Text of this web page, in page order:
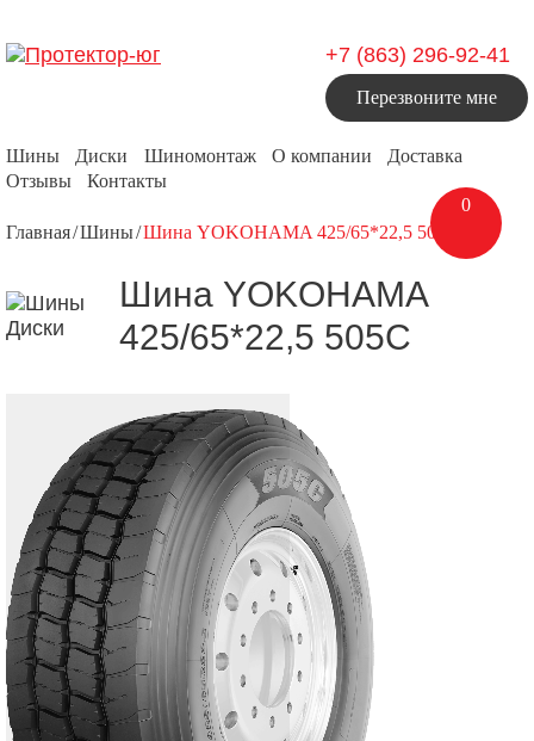
Шины Диски Шиномонтаж О компании
Доставка
Отзывы
Контакты
0
+7 (863) 296-92-41
Перезвоните мне
Главная Шины Шина YOKOHAMA 425/65*22,5 505С
Шина YOKOHAMA
425/65*22,5 505С